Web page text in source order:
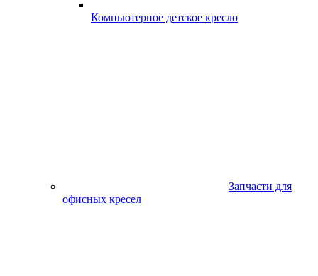
Компьютерное детское кресло
Запчасти для
офисных кресел